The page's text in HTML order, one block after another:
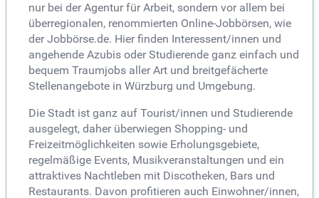
nur bei der Agentur für Arbeit, sondern vor allem bei
überregionalen, renommierten Online-Jobbörsen, wie
der Jobbörse.de. Hier finden Interessent/innen und
angehende Azubis oder Studierende ganz einfach und
bequem Traumjobs aller Art und breitgefächerte
Stellenangebote in Würzburg und Umgebung.
Die Stadt ist ganz auf Tourist/innen und Studierende
ausgelegt, daher überwiegen Shopping- und
Freizeitmöglichkeiten sowie Erholungsgebiete,
regelmäßige Events, Musikveranstaltungen und ein
attraktives Nachtleben mit Discotheken, Bars und
Restaurants. Davon profitieren auch Einwohner/innen,